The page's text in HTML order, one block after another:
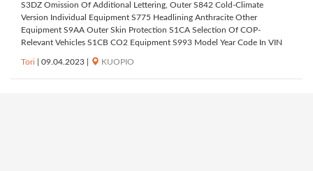
S3DZ Omission Of Additional Lettering, Outer S842 Cold-Climate
Version Individual Equipment S775 Headlining Anthracite Other
Equipment S9AA Outer Skin Protection S1CA Selection Of COP-
Relevant Vehicles S1CB CO2 Equipment S993 Model Year Code In VIN
Tori 09.04.2023 KUOPIO